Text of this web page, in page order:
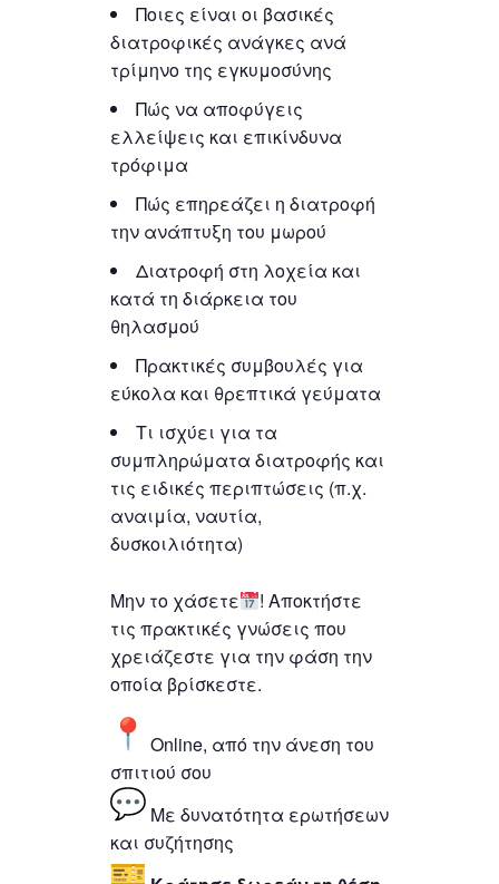
Ποιες είναι οι βασικές
διατροφικές ανάγκες ανά
τρίμηνο της εγκυμοσύνης
Πώς να αποφύγεις
ελλείψεις και επικίνδυνα
τρόφιμα
Πώς επηρεάζει η διατροφή
την ανάπτυξη του μωρού
Διατροφή στη λοχεία και
κατά τη διάρκεια του
θηλασμού
Πρακτικές συμβουλές για
εύκολα και θρεπτικά γεύματα
Τι ισχύει για τα
συμπληρώματα διατροφής και
τις ειδικές περιπτώσεις (π.χ.
αναιμία, ναυτία,
δυσκοιλιότητα)
Μην το χάσετε
! Αποκτήστε
τις πρακτικές γνώσεις που
χρειάζεστε για την φάση την
οποία βρίσκεστε.
Online, από την άνεση του
σπιτιού σου
Με δυνατότητα ερωτήσεων
και συζήτησης